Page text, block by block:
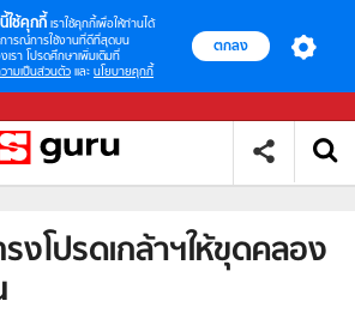
ใช้คุกกี้ เราใช้คุกกี้เพื่อให้ท่านได้
ารณ์การใช้งานที่ดีที่สุดบน
งเรา โปรดศึกษาเพิ่มเติมที่
ามเป็นส่วนตัว และ นโยบายคุกกี้
ตกลง
งโปรดเกล้าฯให้ขุดคลอง